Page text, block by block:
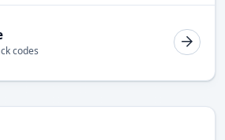
codes